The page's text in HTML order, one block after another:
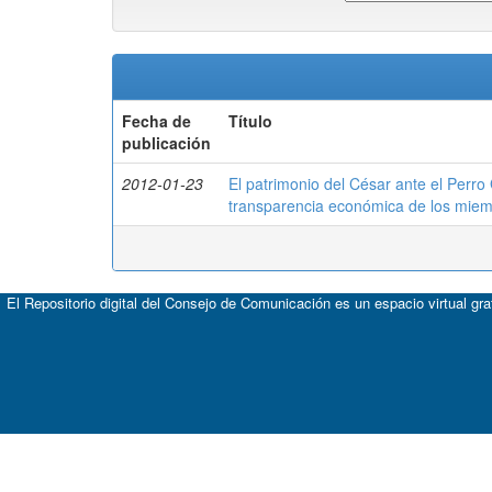
Fecha de
publicación
Título
2012-01-23
El patrimonio del César ante el
transparencia económica de los
El Repositorio digital del Consejo de Comunicación es un espacio virtual